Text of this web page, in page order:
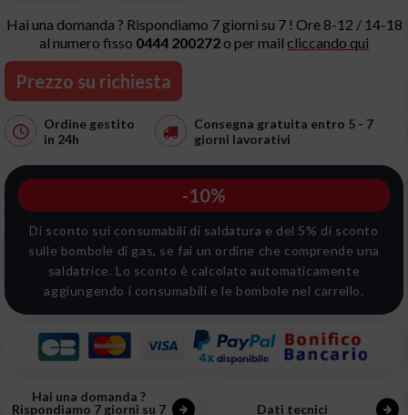
Hai una domanda ? Rispondiamo 7 giorni su 7 ! Ore 8-12 / 14-18
al numero fisso 0444 200272 o per mail cliccando qui
Prezzo su richiesta
Ordine gestito
in 24h
Consegna gratuita entro 5 - 7
giorni lavorativi
Hai una domanda ?
Rispondiamo 7 giorni su 7
Dati tecnici
-10%
Di sconto sui consumabili di saldatura e del 5% di sconto
sulle bombole di gas, se fai un ordine che comprende una
saldatrice. Lo sconto è calcolato automaticamente
aggiungendo i consumabili e le bombole nel carrello.